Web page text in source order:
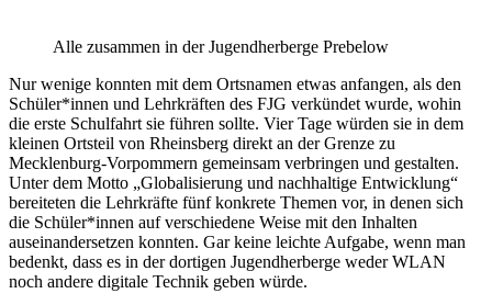
Alle zusammen in der Jugendherberge Prebelow
Nur wenige konnten mit dem Ortsnamen etwas anfangen, als den
Schüler*innen und Lehrkräften des FJG verkündet wurde, wohin
die erste Schulfahrt sie führen sollte. Vier Tage würden sie in dem
kleinen Ortsteil von Rheinsberg direkt an der Grenze zu
Mecklenburg-Vorpommern gemeinsam verbringen und gestalten.
Unter dem Motto „Globalisierung und nachhaltige Entwicklung“
bereiteten die Lehrkräfte fünf konkrete Themen vor, in denen sich
die Schüler*innen auf verschiedene Weise mit den Inhalten
auseinandersetzen konnten. Gar keine leichte Aufgabe, wenn man
bedenkt, dass es in der dortigen Jugendherberge weder WLAN
noch andere digitale Technik geben würde.